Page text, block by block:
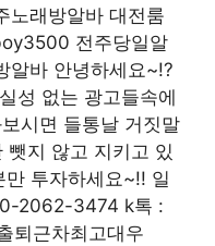
노래방알바 대전룸
전주당일알
알바 안녕하세요~!?
성 없는 광고들속에
시면 들통날 거짓말
뺏지 않고 지키고 있
투자하세요~!! 일
2062-3474 k톡 :
퇴근차최고대우